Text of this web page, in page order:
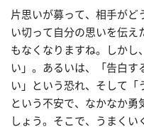
片思いが募って、相手がど
い切って自分の思いを伝え
もなくなりますね。しかし
い」。あるいは、「告白す
い」という恐れ、そして「
という不安で、なかなか勇
しょう。そこで、うまくい